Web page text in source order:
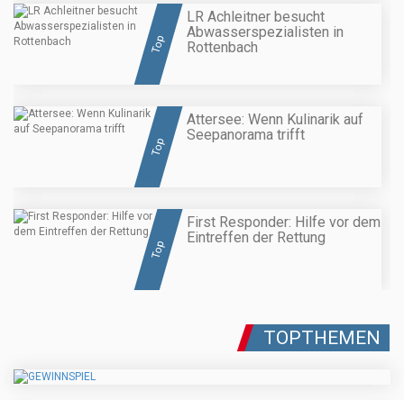
Top
LR Achleitner besucht
Abwasserspezialisten in
Rottenbach
Top
Attersee: Wenn Kulinarik auf
Seepanorama trifft
Top
First Responder: Hilfe vor dem
Eintreffen der Rettung
TOPTHEMEN